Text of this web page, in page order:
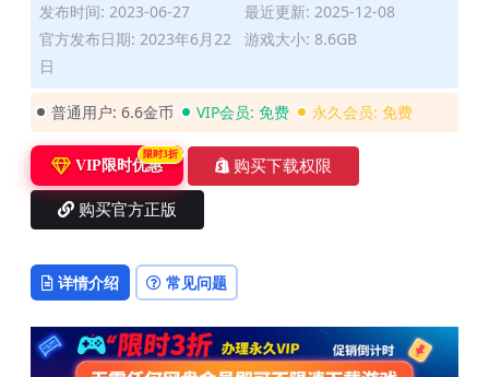
发布时间: 2023-06-27
最近更新: 2025-12-08
官方发布日期: 2023年6月22
日
游戏大小: 8.6GB
普通用户: 6.6金币 VIP会员: 免费 永久会员: 免费
VIP限时优惠
限时3折
购买下载权限
购买官方正版
详情介绍 常见问题